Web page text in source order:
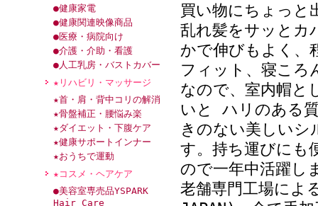
●健康家電
●健康関連映像商品
●医療・病院向け
●介護・介助・看護
●人工乳房・バストカバー
★リハビリ・マッサージ
★首・肩・背中コリの解消
★骨盤補正・腰悩み楽
★ダイエット・下腹ケア
★健康サポートインナー
★おうちで運動
★コスメ・ヘアケア
●美容室専売品YSPARK
Hair Care
買い物にちょっと
乱れ髪をサッとカ
かで伸びもよく、
フィット、寝ころ
なので、室内帽と
いと ハリのある
きのない美しいシ
す。持ち運びにも
ので一年中活躍
老舗専門工場によ